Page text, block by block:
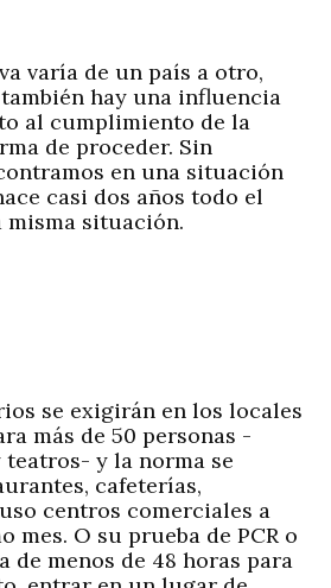
varía de un país a otro,
hay una influencia
al cumplimiento de la
de proceder. Sin
en una situación
casi dos años todo el
misma situación.
se exigirán en los locales
más de 50 personas -
y la norma se
cafeterías,
centros comerciales a
mes. O su prueba de PCR o
de menos de 48 horas para